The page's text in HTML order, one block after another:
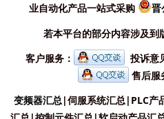
业自动化产品一站式采购
晋
若本平台的部分内容涉及到
客户服务：
投诉意
售后服
变频器汇总|伺服系统汇总| PLC产